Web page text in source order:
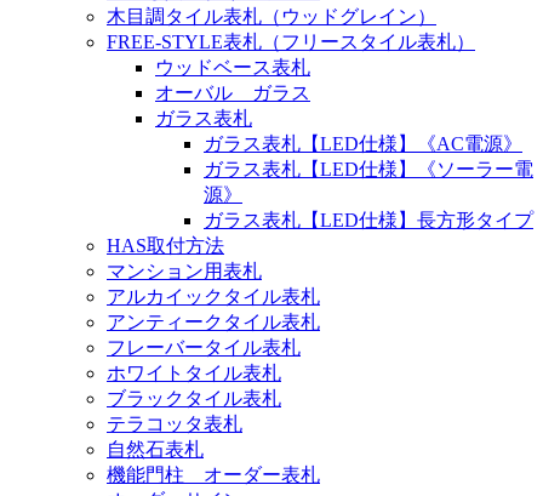
木目調タイル表札（ウッドグレイン）
FREE-STYLE表札（フリースタイル表札）
ウッドベース表札
オーバル ガラス
ガラス表札
ガラス表札【LED仕様】《AC電源》
ガラス表札【LED仕様】《ソーラー電
源》
ガラス表札【LED仕様】長方形タイプ
HAS取付方法
マンション用表札
アルカイックタイル表札
アンティークタイル表札
フレーバータイル表札
ホワイトタイル表札
ブラックタイル表札
テラコッタ表札
自然石表札
機能門柱 オーダー表札